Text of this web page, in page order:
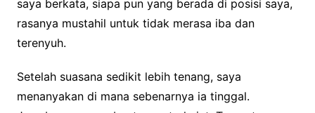
saya berkata, siapa pun yang berada di posisi saya,
rasanya mustahil untuk tidak merasa iba dan
terenyuh.
Setelah suasana sedikit lebih tenang, saya
menanyakan di mana sebenarnya ia tinggal.